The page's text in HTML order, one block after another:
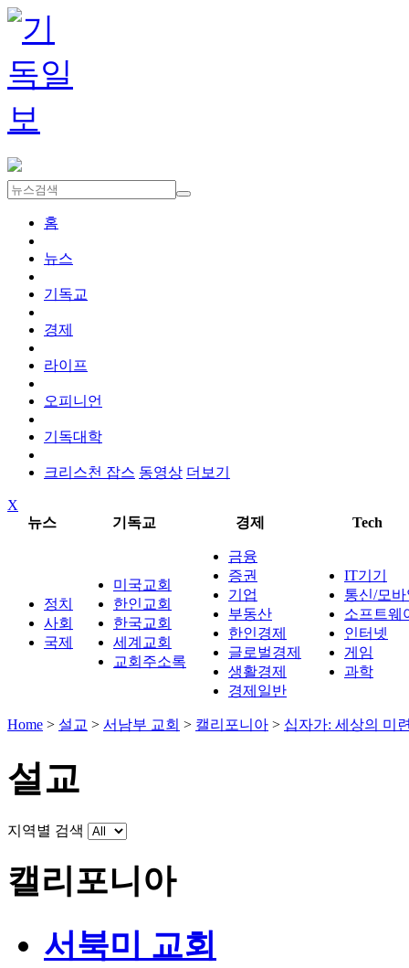
홈
뉴스
기독교
경제
라이프
오피니언
기독대학
크리스천 잡스 동영상 더보기
X
뉴스
기독교 경제 Tech
정치
사회
국제
미국교회
한인교회
한국교회
세계교회
교회주소록
금융
증권
기업
부동산
한인경제
글로벌경제
생활경제
경제일반
IT기기
통신/모
소프트웨
인터넷
게임
과학
Home > 설교 > 서남부 교회 > 캘리포니아 > 십자가: 세상의 미
설교
지역별 검색
캘리포니아
서북미 교회